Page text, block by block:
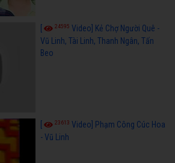
[ 24595 Video] Kẻ Chợ Người Quê -
Vũ Linh, Tài Linh, Thanh Ngân, Tấn
Beo
23613 Video] Phạm Công Cúc Hoa
- Vũ Linh